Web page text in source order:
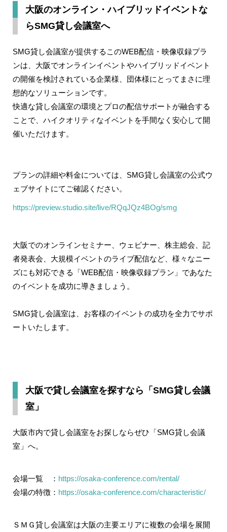
大阪のオンライン・ハイブリッドイベントな
らSMG貸し会議室へ
SMG貸し会議室が提供するこのWEB配信・映像収録プラ
ンは、大阪でオンラインイベントやハイブリッドイベント
の開催を検討されている企業様、団体様にとってまさに理
想的なソリューションです。
快適な貸し会議室の環境とプロの配信サポートが融合する
ことで、ハイクオリティなイベントを手間なく安心して開
催いただけます。
プランの詳細や料金については、SMG貸し会議室の公式ウ
ェブサイトにてご確認ください。
https://preview.studio.site/live/RQqJQz4BOg/smg
大阪でのオンラインセミナー、ウェビナー、株主総会、記
者発表会、大規模イベントのライブ配信など、様々なニー
ズにも対応できる「WEB配信・映像収録プラン」であなた
のイベントを成功に導きましょう。
SMG貸し会議室は、お客様のイベントの成功を全力でサポ
ートいたします。
大阪で貸し会議室を探すなら「SMG貸し会議
室」
大阪市内で貸し会議室をお探しならぜひ「SMG貸し会議
室」へ。
会場一覧 ： https://osaka-conference.com/rental/
会場の特徴： https://osaka-conference.com/characteristic/
ＳＭＧ貸し会議室は大阪の主要エリアに複数の会場を展開